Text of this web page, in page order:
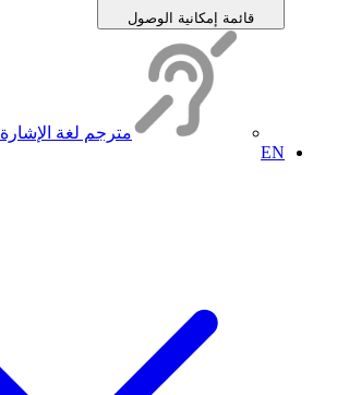
قائمة إمكانية الوصول
مترجم لغة الإشارة
EN